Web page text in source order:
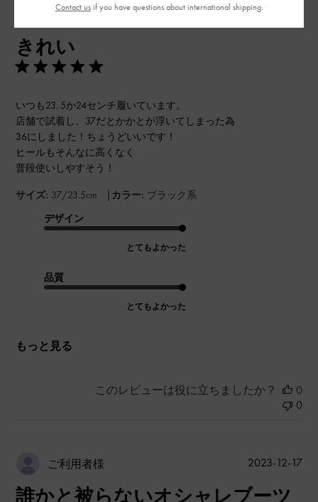
ご利用者様
きれい
いつも23. 5か24センチ履いています。
店舗で試着し、37だとかかとが浮いてしまった為
36にしました！ちょうどいいです！
ヒールもそんなに高くなく
普段使いしやすそう！
サイズ: 37/23.5cm | カラー: ブラック系
デザイン
とてもよかった
品質
とてもよかった
もっと見る
開
2024-01-15
このレビューは役に立ちましたか？
0
0
ご利用者様
誰かと被らないオシャレブーツ
公
2023-12-17
Contact usif you have questions about international shipping.